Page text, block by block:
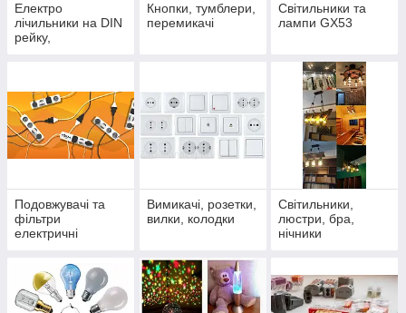
Електро
лічильники на DIN
рейку,
Кнопки, тумблери,
перемикачі
Світильники та
лампи GX53
Подовжувачі та
фільтри
електричні
Вимикачі, розетки,
вилки, колодки
Світильники,
люстри, бра,
нічники